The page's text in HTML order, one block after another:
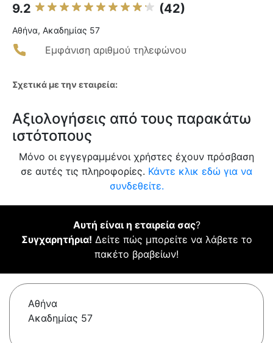
9.2 (42)
Αθήνα, Ακαδημίας 57
Εμφάνιση αριθμού τηλεφώνου
Σχετικά με την εταιρεία:
Αξιολογήσεις από τους παρακάτω
ιστότοπους
Μόνο οι εγγεγραμμένοι χρήστες έχουν πρόσβαση
σε αυτές τις πληροφορίες. Κάντε κλικ εδώ για να
συνδεθείτε.
Αυτή είναι η εταιρεία σας?
Συγχαρητήρια! Δείτε πώς μπορείτε να λάβετε το
πακέτο βραβείων!
Αθήνα
Ακαδημίας 57